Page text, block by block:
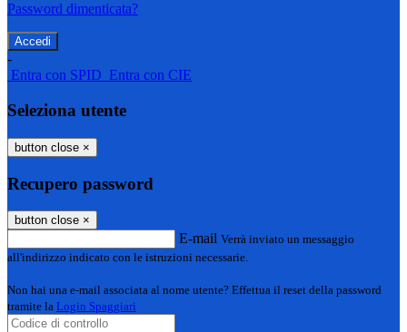
Password dimenticata?
-
Entra con SPID Entra con CIE
Seleziona utente
button close ×
Recupero password
button close ×
E-mail Verrà inviato un messaggio
all'indirizzo indicato con le istruzioni necessarie.
Non hai una e-mail associata al nome utente? Effettua il reset della password
tramite la Login Spaggiari